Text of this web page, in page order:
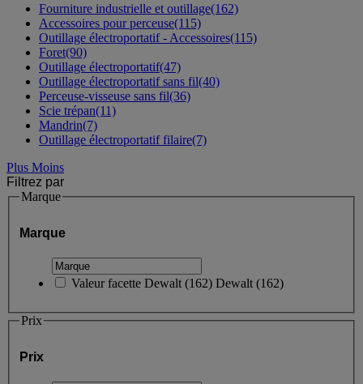
Fourniture industrielle et outillage(162)
Accessoires pour perceuse(115)
Outillage électroportatif - Accessoires(115)
Foret(90)
Outillage électroportatif(47)
Outillage électroportatif sans fil(40)
Perceuse-visseuse sans fil(36)
Scie trépan(11)
Mandrin(7)
Outillage électroportatif filaire(7)
Plus Moins
Filtrez par
Marque
Marque
Valeur facette Dewalt (162) Dewalt (162)
Prix
Prix